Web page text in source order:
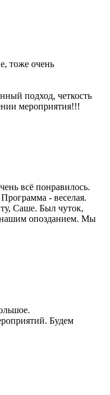
тоже очень
подход, четкость
мероприятия!!!
всё понравилось.
- веселая.
Саше. Был чуток,
нашим опозданием. Мы
Будем